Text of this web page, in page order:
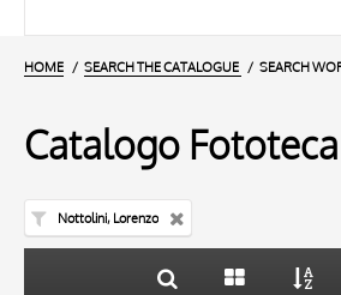
HOME SEARCH THE CATALOGUE SEARCH
Catalogo Fototeca
Nottolini, Lorenzo